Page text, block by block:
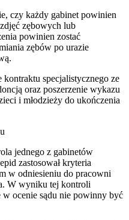
czy każdy gabinet powinien
zębowych lub
powinien zostać
zębów po urazie
specjalistycznego ze
oraz poszerzenie wykazu
i młodzieży do ukończenia
jednego z gabinetów
zastosował kryteria
w odniesieniu do pracowni
W wyniku tej kontroli
w ocenie sądu nie powinny być